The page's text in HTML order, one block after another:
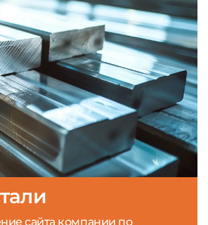
сайта компании по